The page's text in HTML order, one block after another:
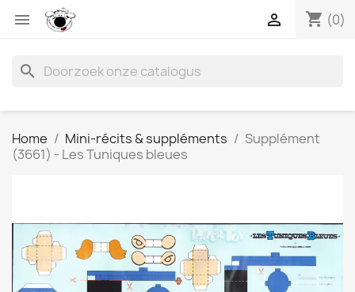
 shopping_cart (0)

search
Home Mini-récits & suppléments
Supplément
(3661) - Les Tuniques bleues